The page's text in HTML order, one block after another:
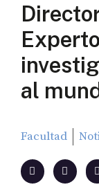
al
Facultad